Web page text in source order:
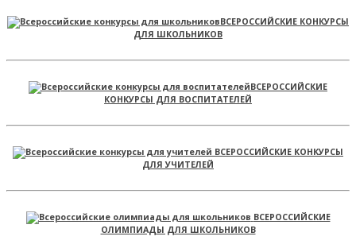
ВСЕРОССИЙСКИЕ КОНКУРСЫ
ДЛЯ ШКОЛЬНИКОВ
ВСЕРОССИЙСКИЕ
КОНКУРСЫ ДЛЯ ВОСПИТАТЕЛЕЙ
ВСЕРОССИЙСКИЕ КОНКУРСЫ
ДЛЯ УЧИТЕЛЕЙ
ВСЕРОССИЙСКИЕ
ОЛИМПИАДЫ ДЛЯ ШКОЛЬНИКОВ